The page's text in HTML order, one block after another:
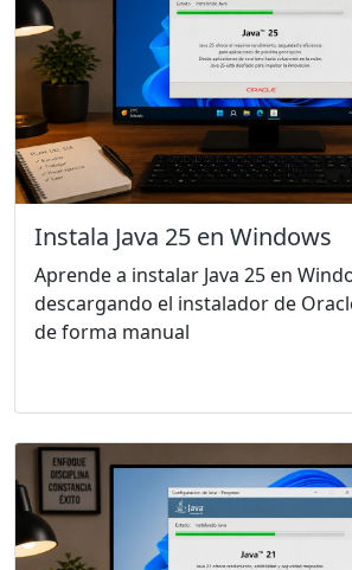
Instala Java 25 en Windows
Aprende a instalar Java 25 en
descargando el instalador de
de forma manual